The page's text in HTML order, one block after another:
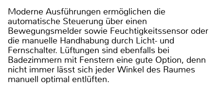
Moderne Ausführungen ermöglichen die
automatische Steuerung über einen
Bewegungsmelder sowie Feuchtigkeitssensor oder
die manuelle Handhabung durch Licht- und
Fernschalter. Lüftungen sind ebenfalls bei
Badezimmern mit Fenstern eine gute Option, denn
nicht immer lässt sich jeder Winkel des Raumes
manuell optimal entlüften.